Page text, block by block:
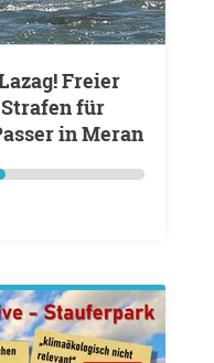
für
in Meran